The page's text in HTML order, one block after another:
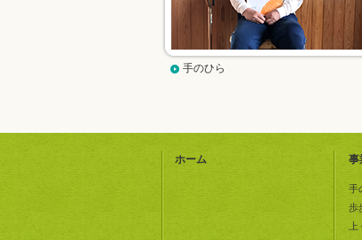
手のひら
ホーム 事
手
歩
上